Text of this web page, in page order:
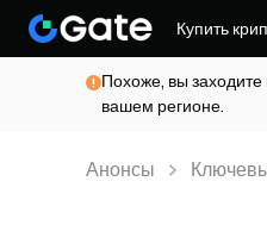
Купить
Похоже, вы
вашем регионе.
Анонсы